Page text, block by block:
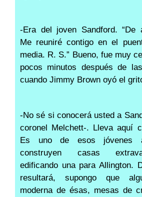
-Era del joven Sandford. “De
Me reuniré contigo en el
media. R. S.” Bueno, fue muy
pocos minutos después de
cuando Jimmy Brown oyó el
-No sé si conocerá usted a
coronel Melchett-. Lleva aquí
Es uno de esos jóvenes
construyen casas
edificando una para Allington.
resultará, supongo que
moderna de ésas, mesas de